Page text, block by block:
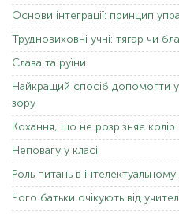
Основи інтеграції: принцип
Трудновиховні учні: тягар чи
Слава та руїни
Найкращий спосіб допомогти
зору
Кохання, що не розрізняє колір
Неповагу у класі
Роль питань в інтелектуальному
Чого батьки очікують від